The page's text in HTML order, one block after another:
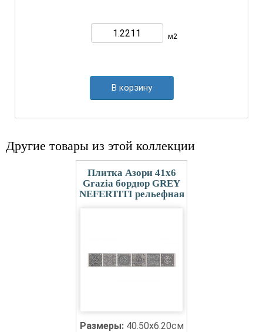
м2
В корзину
Другие товары из этой коллекции
Плитка Азори 41x6
Grazia бордюр GREY
NEFERTITI рельефная
Размеры: 40.50x6.20см